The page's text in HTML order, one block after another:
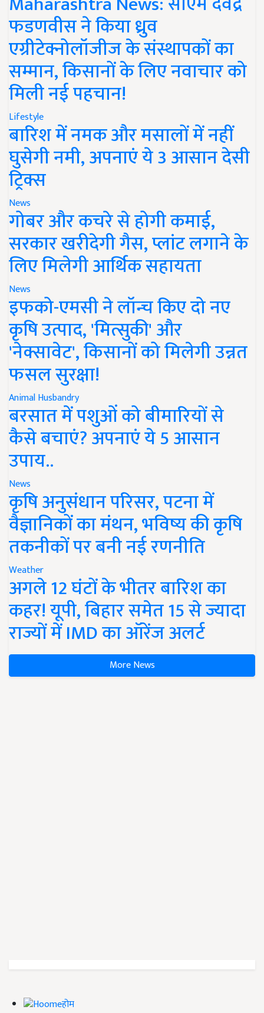
फडणवीस ने किया ध्रुव
एग्रीटेक्नोलॉजीज के संस्थापकों का
सम्मान, किसानों के लिए नवाचार को
मिली नई पहचान!
Lifestyle
बारिश में नमक और मसालों में नहीं
घुसेगी नमी, अपनाएं ये 3 आसान देसी
ट्रिक्स
News
गोबर और कचरे से होगी कमाई,
सरकार खरीदेगी गैस, प्लांट लगाने के
लिए मिलेगी आर्थिक सहायता
News
इफको-एमसी ने लॉन्च किए दो नए
कृषि उत्पाद, 'मित्सुकी' और
'नेक्सावेट', किसानों को मिलेगी उन्नत
फसल सुरक्षा!
Animal Husbandry
बरसात में पशुओं को बीमारियों से
कैसे बचाएं? अपनाएं ये 5 आसान
उपाय..
News
कृषि अनुसंधान परिसर, पटना में
वैज्ञानिकों का मंथन, भविष्य की कृषि
तकनीकों पर बनी नई रणनीति
Weather
अगले 12 घंटों के भीतर बारिश का
कहर! यूपी, बिहार समेत 15 से ज्यादा
राज्यों में IMD का ऑरेंज अलर्ट
More News
होम